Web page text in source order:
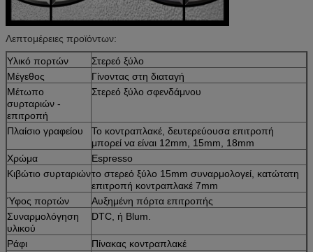
Λεπτομέρειες προϊόντων:
Υλικό πορτών
Στερεό ξύλο
Μέγεθος
Γίνοντας στη διαταγή
Μέτωπο
συρταριών -
επιτροπή
Στερεό ξύλο σφενδάμνου
Πλαίσιο γραφείου
Το κοντραπλακέ, δευτερεύουσα επιτροπή
μπορεί να είναι 12mm, 15mm, 18mm
Χρώμα
Espresso
Κιβώτιο συρταριώντο στερεό ξύλο 15mm συναρμολογεί, κατώτατη
επιτροπή κοντραπλακέ 7mm
Ύφος πορτών
Αυξημένη πόρτα επιτροπής
Συναρμολόγηση
υλικού
DTC, ή Blum.
Ράφι
Πίνακας κοντραπλακέ